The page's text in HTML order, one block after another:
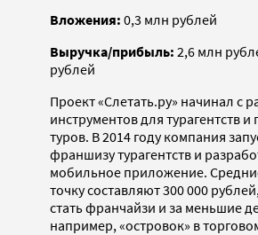
Вложения: 0,3 млн рублей
Выручка/прибыль: 2,6 млн
рублей
Проект «Слетать.ру» начинал с
инструментов для турагентств и
туров. В 2014 году компания
франшизу турагентств и
мобильное приложение.
точку составляют 300 000
стать франчайзи и за меньшие
например, «островок» в